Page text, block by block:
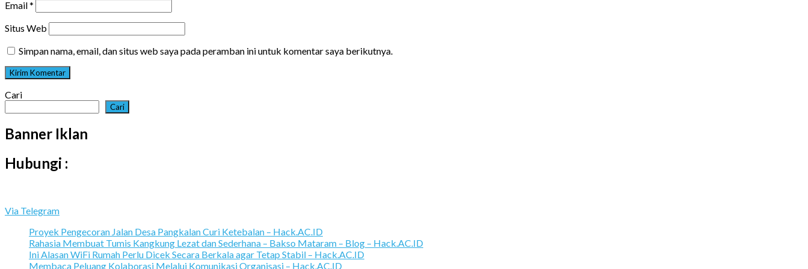
Email*
Situs Web
Simpan nama, email, dan situs web saya pada peramban ini untuk komentar saya berikutnya.
Cari
Cari
Banner Iklan
Hubungi :
Via Telegram
Proyek Pengecoran Jalan Desa Pangkalan Curi Ketebalan – Hack.AC.ID
Rahasia Membuat Tumis Kangkung Lezat dan Sederhana – Bakso Mataram – Blog – Hack.AC.ID
Ini Alasan WiFi Rumah Perlu Dicek Secara Berkala agar Tetap Stabil – Hack.AC.ID
Membaca Peluang Kolaborasi Melalui Komunikasi Organisasi – Hack.AC.ID